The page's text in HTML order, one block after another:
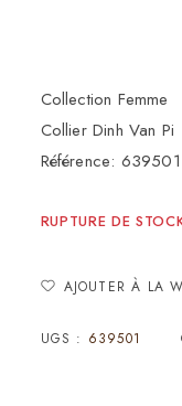
Collection Femme
Collier Dinh Van Pi
Référence: 639501
RUPTURE DE
AJOUTER À LA
UGS : 639501